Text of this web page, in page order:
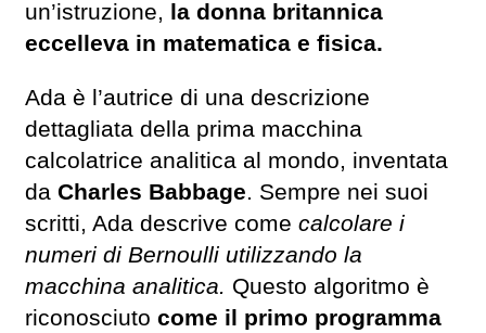
un’istruzione, la donna britannica
eccelleva in matematica e fisica.
Ada è l’autrice di una descrizione
dettagliata della prima macchina
calcolatrice analitica al mondo, inventata
da Charles Babbage. Sempre nei suoi
scritti, Ada descrive come calcolare i
numeri di Bernoulli utilizzando la
macchina analitica. Questo algoritmo è
riconosciuto come il primo programma